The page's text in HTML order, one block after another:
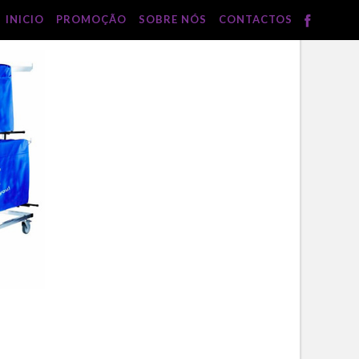
INICIO PROMOÇÃO SOBRE NÓS CONTACTOS